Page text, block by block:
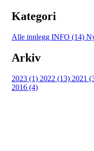
Kategori
Alle innlegg INFO (14)
Arkiv
2023 (1) 2022 (13) 2021
2016 (4)